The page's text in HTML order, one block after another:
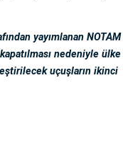
yayımlanan NOTAM
nedeniyle ülke
uçuşların ikinci